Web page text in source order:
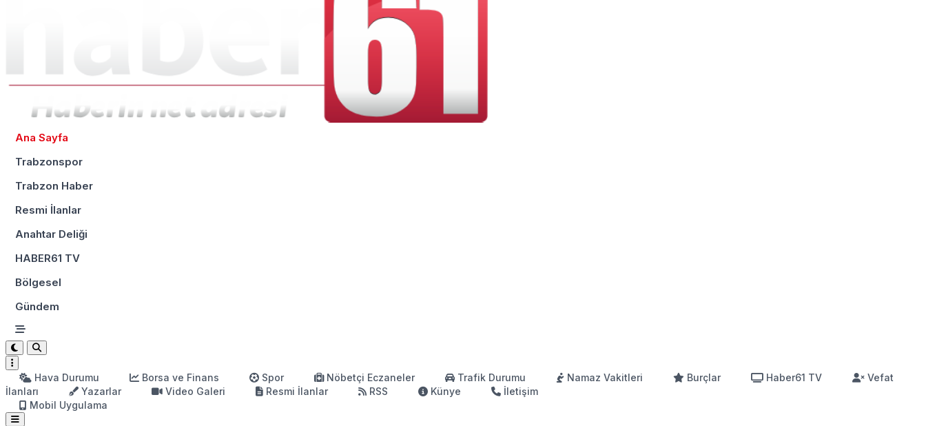
Ana Sayfa
Trabzonspor
Trabzon Haber
Resmi İlanlar
Anahtar Deliği
HABER61 TV
Bölgesel
Gündem
Hava Durumu Borsa ve Finans Spor Nöbetçi Eczaneler Trafik Durumu Namaz Vakitleri Burçlar Haber61 TV
Vefat
İlanları
Yazarlar Video Galeri Resmi İlanlar RSS Künye
İletişim
Mobil Uygulama